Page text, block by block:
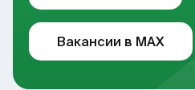
Вакансии в MAX